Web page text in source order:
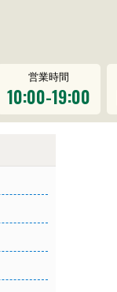
営業時間
10:00-19:00